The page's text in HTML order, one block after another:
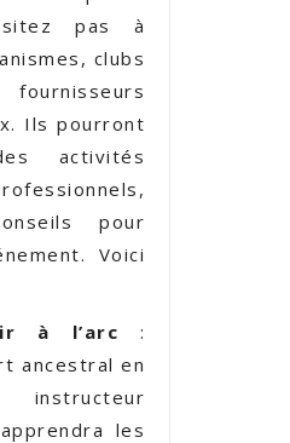
pas à
clubs
Ils pourront
activités
pour
Voici
à l’arc :
ancestral en
instructeur
les